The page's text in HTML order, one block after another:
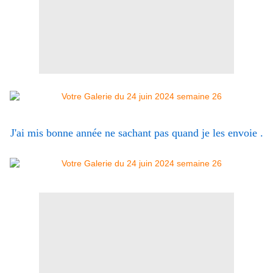
J'ai mis bonne année ne sachant pas quand je les envoie .